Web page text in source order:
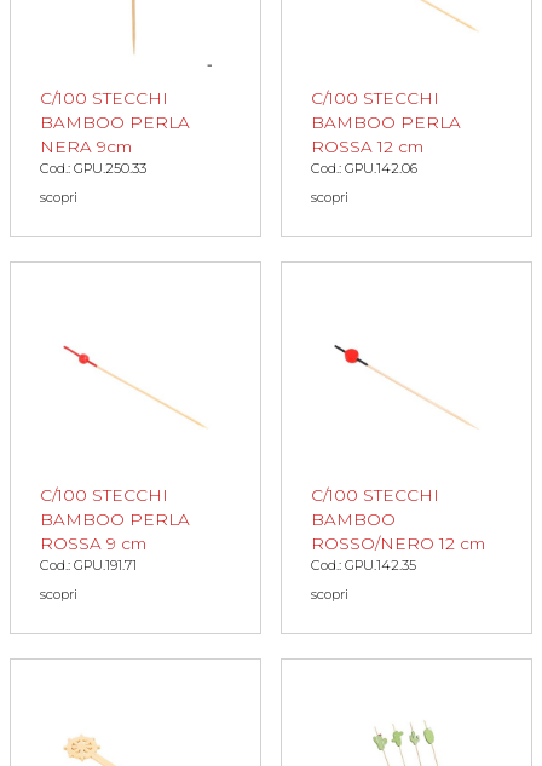
C/100 STECCHI
BAMBOO PERLA
NERA 9cm
Cod.: GPU.250.33
scopri
C/100 STECCHI
BAMBOO PERLA
ROSSA 12 cm
Cod.: GPU.142.06
scopri
C/100 STECCHI
BAMBOO PERLA
ROSSA 9 cm
Cod.: GPU.191.71
scopri
C/100 STECCHI
BAMBOO
ROSSO/NERO 12 cm
Cod.: GPU.142.35
scopri